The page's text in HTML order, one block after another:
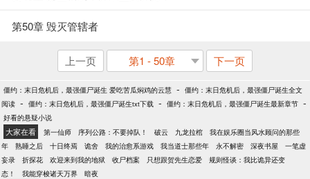
第50章 毁灭管辖者
上一页 第1 - 50章 下一页
僵约：末日危机后，最强僵尸诞生 爱吃苦瓜焖鸡的云慧 - 僵约：末日危机后，最强僵尸诞生全文
阅读 - 僵约：末日危机后，最强僵尸诞生txt下载 - 僵约：末日危机后，最强僵尸诞生最新章节 -
好看的悬疑小说
大家在看 第一仙师 序列公路：不要掉队！ 破云 九龙拉棺
我在娱乐圈当风水顾问的那些
年
熟睡之后 十日终焉 诡舍 我的治愈系游戏 我当道士那些年 永不解密 深夜书屋
一笔虚
妄录
折探花 欢迎来到我的地狱 收尸档案 只想跟贺先生恋爱
规则怪谈：我比诡异还变
态！
我能穿梭诸天万界 暗夜